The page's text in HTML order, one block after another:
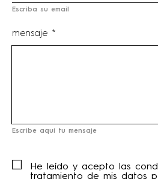
Escriba su email
mensaje *
Escribe aquí tu mensaje
He leído y acepto las
tratamiento de mis datos